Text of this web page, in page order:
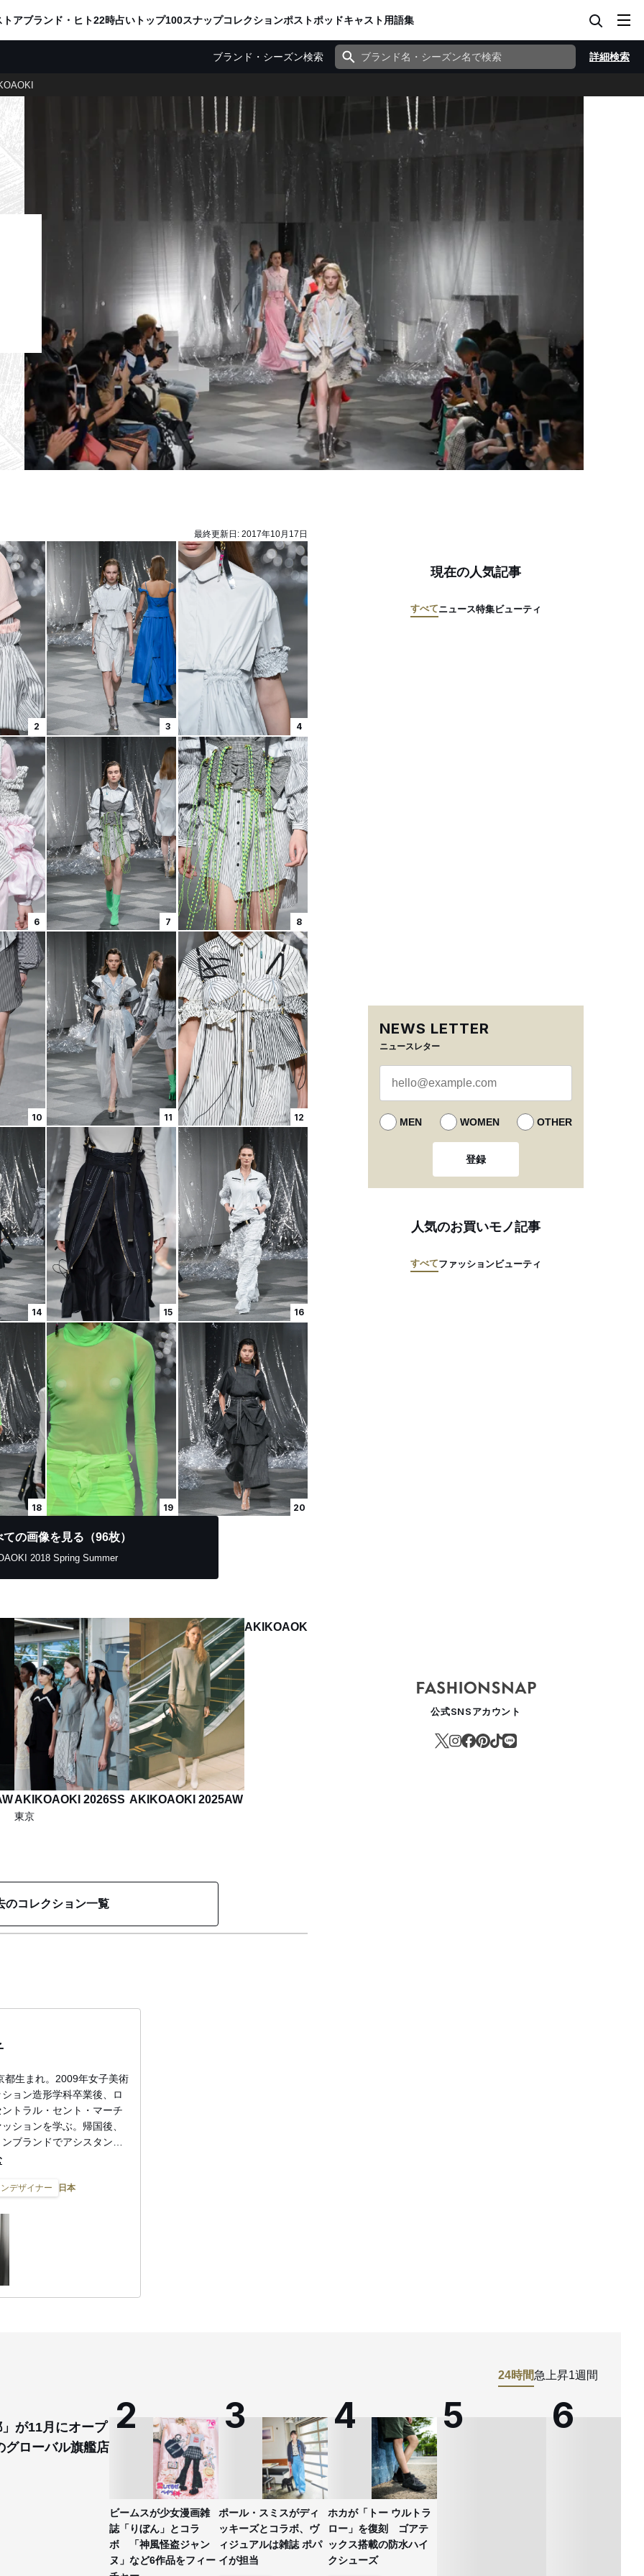
トアブランド・ヒト22時占い トップ100スナップコレクションポストポッドキャスト用語集
ブランド・シーズン検索 詳細検索
最終更新日: 2017年10月17日
2 3 4
6 7 8
10 11 12
14 15 16
18 19 20
ての画像を見る（96枚）
2018 Spring Summer
AKIKOAOKI 2026SS
東京
AKIKOAOKI 2025AW
AKIKOAOKI 2025SS
のコレクション一覧
都生まれ。2009年女子美術
ョン造形学科卒業後、ロ
トラル・セント・マーチ
ションを学ぶ。帰国後、
ブランドでアシスタント
年にウィメンズブランド
Benz Fashion Week
Prizeショートリス
、同年11月に毎日ファッ
デザイナー 日本
現在の人気記事
すべてニュース特集ビューティ
NEWS LETTER
ニュースレター
MEN WOMEN OTHER
登録
人気のお買いモノ記事
すべてファッションビューティ
公式SNSアカウント
24時間急上昇1週間
が11月にオープ
ローバル旗艦店
ビームスが少女漫画雑
誌「りぼん」とコラ
ボ 「神風怪盗ジャン
ヌ」など6作品をフィー
ポール・スミスがディ
ッキーズとコラボ、ヴ
ィジュアルは雑誌 ポパ
イが担当
ホカが「トー ウルトラ
ロー」を復刻 ゴアテ
ックス搭載の防水ハイ
クシューズ